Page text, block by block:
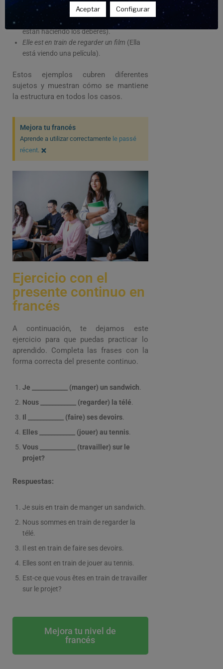
(Estamos esperando el autobús).
Ils sont en train de faire les devoirs
(Ellos
están haciendo los deberes).
Elle est en train de regarder un film (Ella
está viendo una película).
Estos ejemplos cubren diferentes
sujetos y muestran cómo se mantiene
la estructura en todos los casos.
Mejora tu francés
Aprende a utilizar correctamente le passé
récent. ×
Ejercicio con el
presente continuo en
francés
A continuación, te dejamos este
ejercicio para que puedas practicar lo
aprendido. Completa las frases con la
forma correcta del presente continuo.
Je ____________ (manger) un sandwich.
Nous ____________ (regarder) la télé.
Il ____________ (faire) ses devoirs.
Elles ____________ (jouer) au tennis.
Vous ____________ (travailler) sur le
projet?
Respuestas:
Je suis en train de manger un sandwich.
Nous sommes en train de regarder la
télé.
Il est en train de faire ses devoirs.
Elles sont en train de jouer au tennis.
Est-ce que vous êtes en train de travailler
sur le projet?
Mejora tu nivel de
francés
Aceptar Configurar